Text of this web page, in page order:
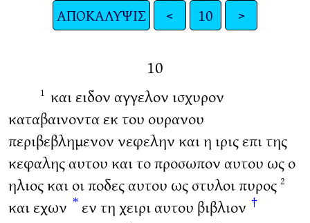
ΑΠΟΚΑΛΥΨΙΣ < 10 >
10
1 και ειδον αγγελον ισχυρον
καταβαινοντα εκ του ουρανου
περιβεβλημενον νεφελην και η ιρις επι της
κεφαλης αυτου και το προσωπον αυτου ως ο
ηλιος και οι ποδες αυτου ως στυλοι πυρος 2
και εχων *εν τη χειρι αυτου βιβλιον †